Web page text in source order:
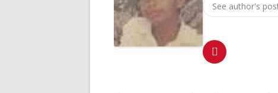
See author's